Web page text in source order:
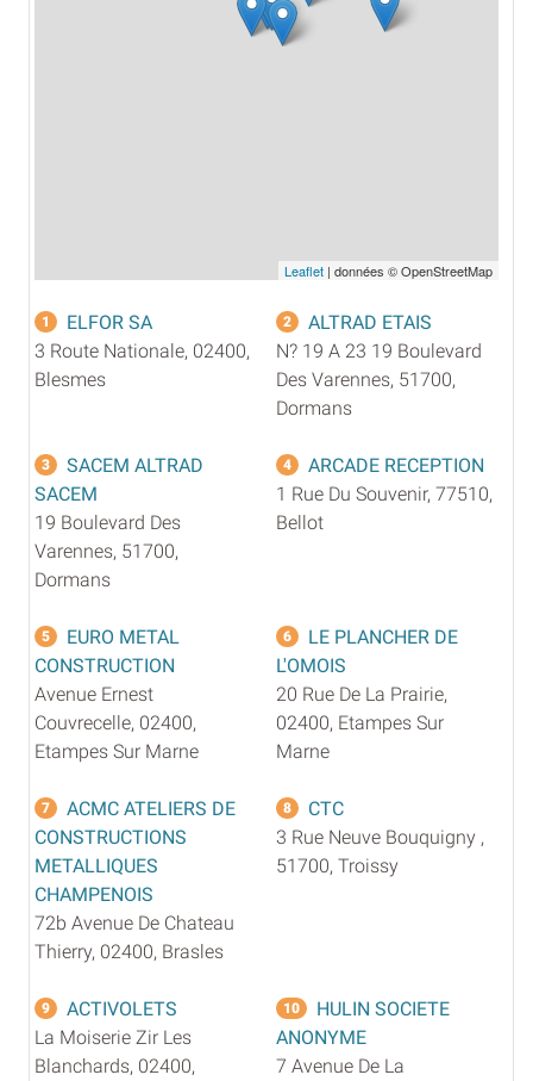
Leaflet | données © OpenStreetMap
1
ELFOR SA
3 Route Nationale, 02400,
Blesmes
2
ALTRAD ETAIS
N? 19 A 23 19 Boulevard
Des Varennes, 51700,
Dormans
3
SACEM ALTRAD
SACEM
19 Boulevard Des
Varennes, 51700,
Dormans
4
ARCADE RECEPTION
1 Rue Du Souvenir, 77510,
Bellot
5
EURO METAL
CONSTRUCTION
Avenue Ernest
Couvrecelle, 02400,
Etampes Sur Marne
6
LE PLANCHER DE
L'OMOIS
20 Rue De La Prairie,
02400, Etampes Sur
Marne
7
ACMC ATELIERS DE
CONSTRUCTIONS
METALLIQUES
CHAMPENOIS
72b Avenue De Chateau
Thierry, 02400, Brasles
8
CTC
3 Rue Neuve Bouquigny ,
51700, Troissy
9
ACTIVOLETS
La Moiserie Zir Les
Blanchards, 02400,
10
HULIN SOCIETE
ANONYME
7 Avenue De La